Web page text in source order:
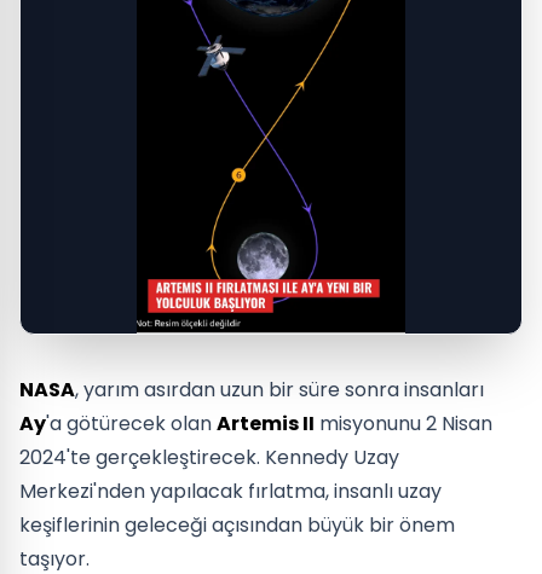
NASA, yarım asırdan uzun bir süre sonra insanları
Ay'a götürecek olanArtemis II misyonunu 2 Nisan
2024'te gerçekleştirecek. Kennedy Uzay
Merkezi'nden yapılacak fırlatma, insanlı uzay
keşiflerinin geleceği açısından büyük bir önem
taşıyor.